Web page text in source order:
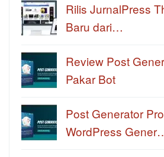
Rilis JurnalPress
Baru dari…
Review Post
Pakar Bot
Post Generator
WordPress